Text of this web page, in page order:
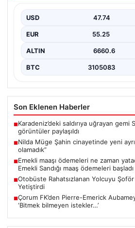
Gelişmeler ve Detaylar”, “content”:
USD 47.74
EUR 55.25
ALTIN 6660.6
BTC 3105083
Son Eklenen Haberler
■Karadeniz’deki saldırıya uğrayan gemi
görüntüler paylaşıldı
■Nilda Müge Şahin cinayetinde yeni
olamadık”
■Emekli maaşı ödemeleri ne zaman
Emekli Sandığı maaş ödemeleri başladı
■Otobüste Rahatsızlanan Yolcuyu
Yetiştirdi
■Çorum FK’den Pierre-Emerick
‘Bitmek bilmeyen istekler…’